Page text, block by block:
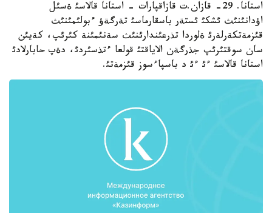
استانا. 29- قازان.ت قازاقپارات - استانا قالاسئ ةسئل
اؤدانئنئث ئشكئ ئستةر باسقارماسئ تةرگةؤ ءبولئمئنئث
قئزمةتكةرلةرئ ةلوردا تذرعئندارئنئث سةنئمئنة كئرئپ، كةيئن
سان سوقتئرئپ جذرگةن الاياقتئ قولعا ءتذسئردئ، دةپ حابارلادئ
استانا قالاسئ ءئ ءئ د باسپاءسوز قئزمةتئ.